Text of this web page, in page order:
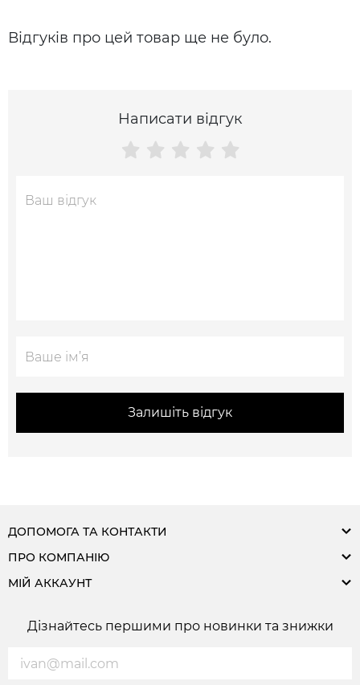
Відгуків про цей товар ще не було.
Написати відгук
Залишіть відгук
ДОПОМОГА ТА КОНТАКТИ
ПРО КОМПАНІЮ
МІЙ АККАУНТ
Дізнайтесь першими про новинки та знижки